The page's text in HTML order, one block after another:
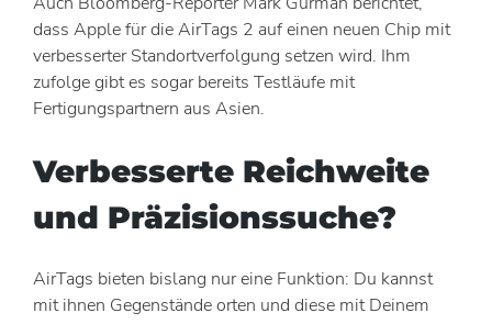
dass Apple für die AirTags 2 auf einen neuen Chip mit
verbesserter Standortverfolgung setzen wird. Ihm
zufolge gibt es sogar bereits Testläufe mit
Fertigungspartnern aus Asien.
Verbesserte Reichweite
und Präzisionssuche?
AirTags bieten bislang nur eine Funktion: Du kannst
mit ihnen Gegenstände orten und diese mit Deinem